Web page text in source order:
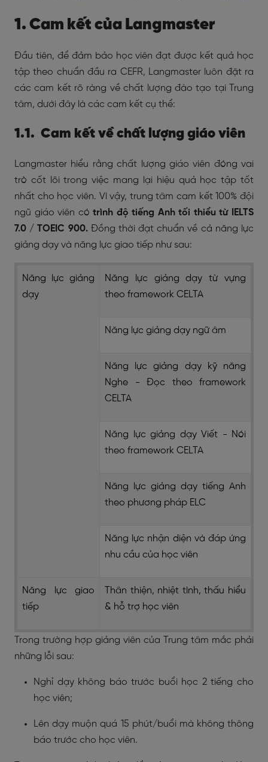
1. Cam kết của Langmaster
Đầu tiên, để đảm bảo học viên đạt được kết quả học
tập theo chuẩn đầu ra CEFR, Langmaster luôn đặt ra
các cam kết rõ ràng về chất lượng đào tạo tại Trung
tâm, dưới đây là các cam kết cụ thể:
1.1. Cam kết về chất lượng giáo viên
Langmaster hiểu rằng chất lượng giáo viên đóng vai
trò cốt lõi trong việc mang lại hiệu quả học tập tốt
nhất cho học viên. Vì vậy, trung tâm cam kết 100% đội
ngũ giáo viên cótrình độ tiếng Anh tối thiểu từ IELTS
7.0 / TOEIC 900. Đồng thời đạt chuẩn về cả năng lực
giảng dạy và năng lực giao tiếp như sau:
Năng lực giảng
dạy
Năng lực giảng dạy từ vựng
theo framework CELTA
Năng lực giảng dạy ngữ âm
Năng lực giảng dạy kỹ năng
Nghe - Đọc theo framework
CELTA
Năng lực giảng dạy Viết - Nói
theo framework CELTA
Năng lực giảng dạy tiếng Anh
theo phương pháp ELC
Năng lực nhận diện và đáp ứng
nhu cầu của học viên
Năng lực giao
tiếp
Thân thiện, nhiệt tình, thấu hiểu
& hỗ trợ học viên
Trong trường hợp giảng viên của Trung tâm mắc phải
những lỗi sau:
Nghỉ dạy không báo trước buổi học 2 tiếng cho
học viên;
Lên dạy muộn quá 15 phút/buổi mà không thông
báo trước cho học viên.